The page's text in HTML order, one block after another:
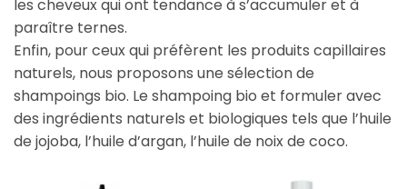
les cheveux qui ont tendance à s’accumuler et à
paraître ternes.
Enfin, pour ceux qui préfèrent les produits capillaires
naturels, nous proposons une sélection de
shampoings bio. Le shampoing bio et formuler avec
des ingrédients naturels et biologiques tels que l’huile
de jojoba, l’huile d’argan, l’huile de noix de coco.